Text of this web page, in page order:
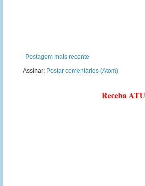
Postagem mais recente
Assinar: Postar comentários (Atom)
Receba